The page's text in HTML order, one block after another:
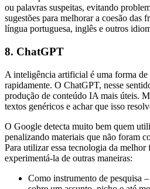
ou palavras suspeitas, evitando
sugestões para melhorar a coesão das
língua portuguesa, inglês e outros
8. ChatGPT
A inteligência artificial é uma forma de
rapidamente. O ChatGPT, nesse
produção de conteúdo IA mais úteis.
textos genéricos e achar que isso
O Google detecta muito bem quem
penalizando materiais que não foram
Para utilizar essa tecnologia da melhor
experimentá-la de outras maneiras:
Como instrumento de pesquisa